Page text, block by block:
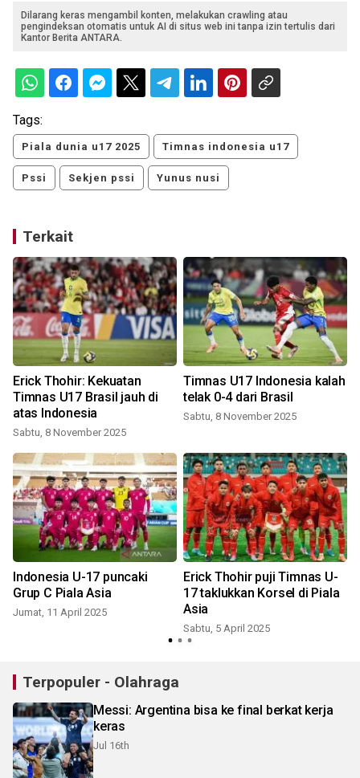
Dilarang keras mengambil konten, melakukan crawling atau
pengindeksan otomatis untuk AI di situs web ini tanpa izin tertulis dari
Kantor Berita ANTARA.
Tags:
Piala dunia u17 2025 Timnas indonesia u17
Pssi Sekjen pssi Yunus nusi
Terkait
Erick Thohir: Kekuatan
Timnas U17 Brasil jauh di
atas Indonesia
Sabtu, 8 November 2025
Timnas U17 Indonesia kalah
telak 0-4 dari Brasil
Sabtu, 8 November 2025
Indonesia U-17 puncaki
Grup C Piala Asia
Jumat, 11 April 2025
Erick Thohir puji Timnas U-
17 taklukkan Korsel di Piala
Asia
Sabtu, 5 April 2025
Terpopuler - Olahraga
Messi: Argentina bisa ke final berkat kerja
keras
Jul 16th